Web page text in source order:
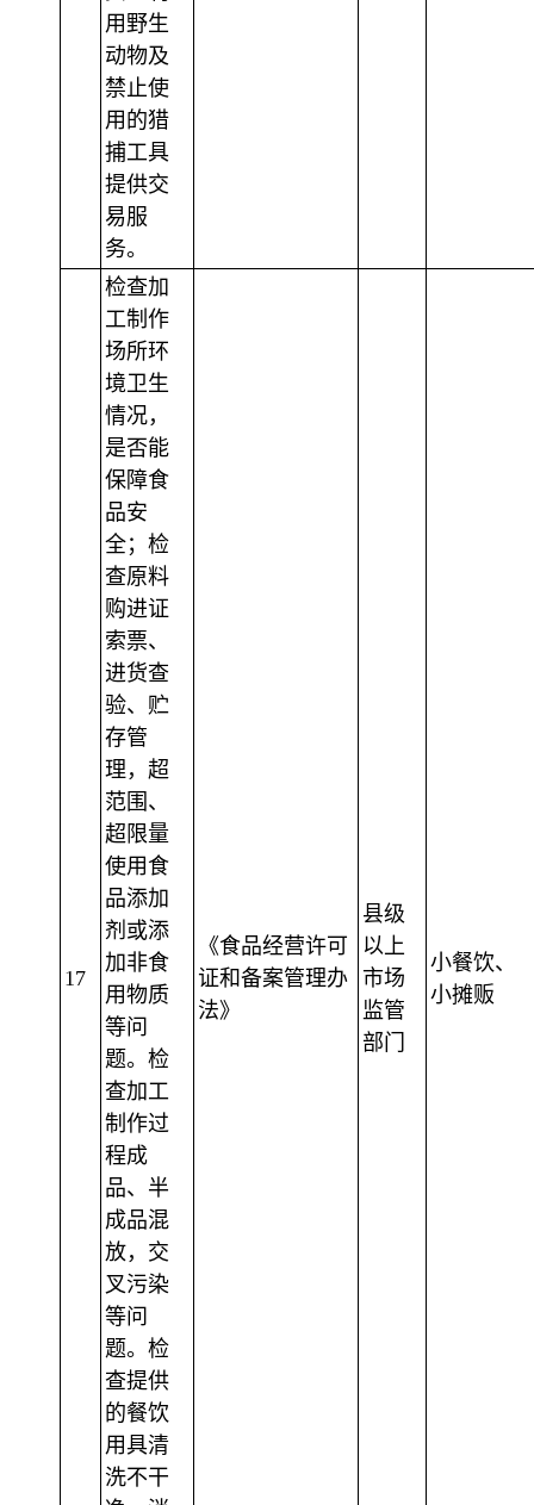
用野生
动物及
禁止使
用的猎
捕工具
提供交
易服
务。
17
检查加
工制作
场所环
境卫生
情况，
是否能
保障食
品安
全；检
查原料
购进证
索票、
进货查
验、贮
存管
理，超
范围、
超限量
使用食
品添加
剂或添
加非食
用物质
等问
题。检
查加工
制作过
程成
品、半
成品混
放，交
叉污染
等问
题。检
查提供
的餐饮
用具清
洗不干
《食品经营许可
证和备案管理办
法》
县级
以上
市场
监管
部门
小餐饮、
小摊贩